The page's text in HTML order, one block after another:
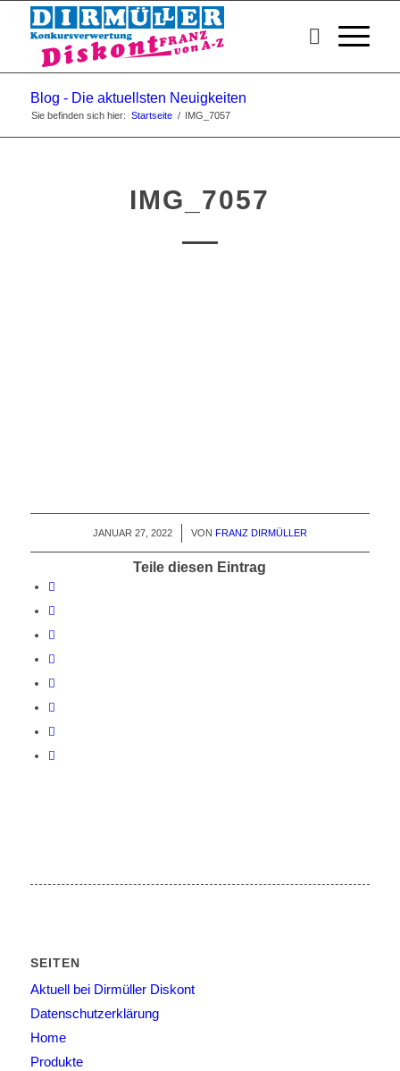
Blog - Die aktuellsten Neuigkeiten
Sie befinden sich hier: Startseite / IMG_7057
IMG_7057
JANUAR 27, 2022
/ VON FRANZ DIRMÜLLER
Teile diesen Eintrag
SEITEN
Aktuell bei Dirmüller Diskont
Datenschutzerklärung
Home
Produkte